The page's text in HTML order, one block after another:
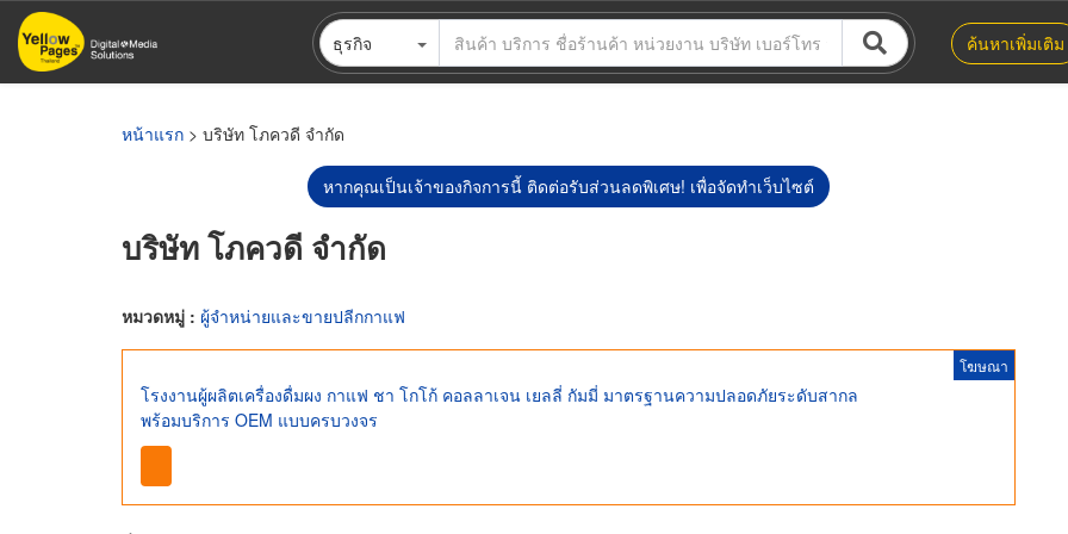
ข้าม
ไป
ธุรกิจ ค้นหาเพิ่มเติม
หน้าแรก > บริษัท โภควดี จำกัด
หากคุณเป็นเจ้าของกิจการนี้ ติดต่อรับส่วนลดพิเศษ! เพื่อจัดทำเว็บไซต์
บริษัท โภควดี จำกัด
หมวดหมู่ : ผู้จำหน่ายและขายปลีกกาแฟ
โฆษณา
โรงงานผู้ผลิตเครื่องดื่มผง กาแฟ ชา โกโก้ คอลลาเจน เยลลี่ กัมมี่ มาตรฐานความปลอดภัยระดับสากล
พร้อมบริการ OEM แบบครบวงจร